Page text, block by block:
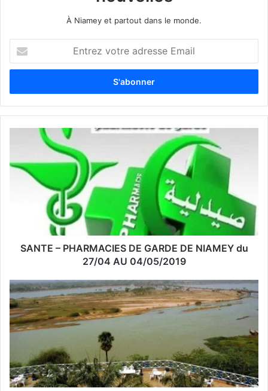
À Niamey et partout dans le monde.
t
e
z
e
m
a
i
l
SANTE – PHARMACIES DE GARDE DE NIAMEY du
27/04 AU 04/05/2019